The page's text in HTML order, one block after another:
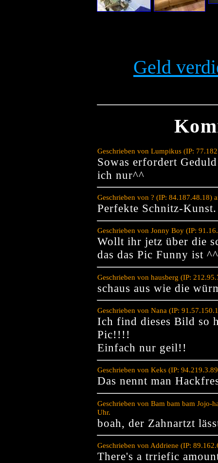
Geld
Geschrieben von Lumpikus (IP:
Sowas erfordert
ich nur^^
Geschrieben von ? (IP: 84.187.48.18)
Perfekte Schnitz-
Geschrieben von Jonny Boy (IP:
Wollt ihr jetz über die
das das Pic Funny ist ^^
Geschrieben von hausberg (IP:
schaus aus wie die
Geschrieben von Nana (IP:
Ich find dieses Bild so
Pic!!!!
Einfach nur geil!!
Geschrieben von Keks (IP:
Das nennt man
Geschrieben von Bam bam bam Jojo-
Uhr.
boah, der Zahnartzt
Geschrieben von Addriene (IP:
There's a trriefic